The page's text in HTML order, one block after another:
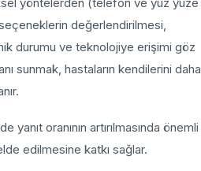
değerlendirilmesi,
durumu ve teknolojiye erişimi göz
sunmak, hastaların kendilerini daha
oranının artırılmasında önemli
edilmesine katkı sağlar.